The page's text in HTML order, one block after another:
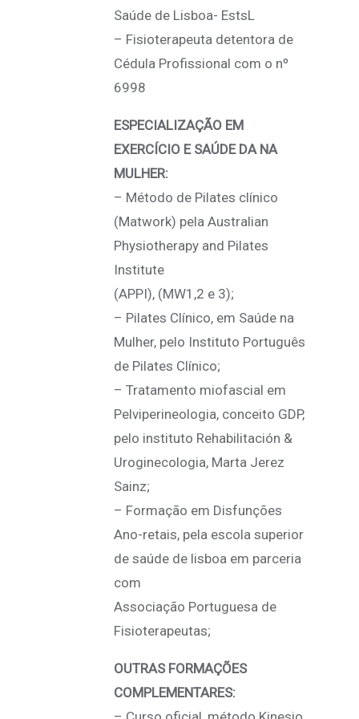
Saúde de Lisboa- EstsL
– Fisioterapeuta detentora de
Cédula Profissional com o nº
6998
ESPECIALIZAÇÃO EM
EXERCÍCIO E SAÚDE DA NA
MULHER:
– Método de Pilates clínico
(Matwork) pela Australian
Physiotherapy and Pilates
Institute
(APPI), (MW1,2 e 3);
– Pilates Clínico, em Saúde na
Mulher, pelo Instituto Português
de Pilates Clínico;
– Tratamento miofascial em
Pelviperineologia, conceito GDP,
pelo instituto Rehabilitación &
Uroginecologia, Marta Jerez
Sainz;
– Formação em Disfunções
Ano-retais, pela escola superior
de saúde de lisboa em parceria
com
Associação Portuguesa de
Fisioterapeutas;
OUTRAS FORMAÇÕES
COMPLEMENTARES: